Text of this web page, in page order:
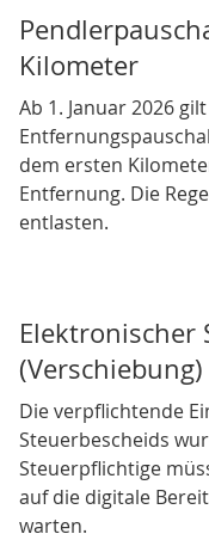
Kilometer
Ab 1. Januar 2026
dem ersten
Entfernung. Die
entlasten.
Elektronischer
(Verschiebung)
Die verpflichtende
Steuerbescheids
Steuerpflichtige
auf die digitale
warten.